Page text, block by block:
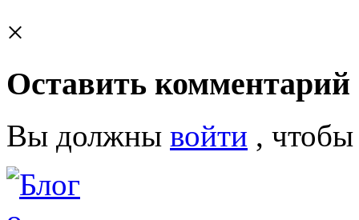
×
Оставить комментарий
Вы должны войти ,